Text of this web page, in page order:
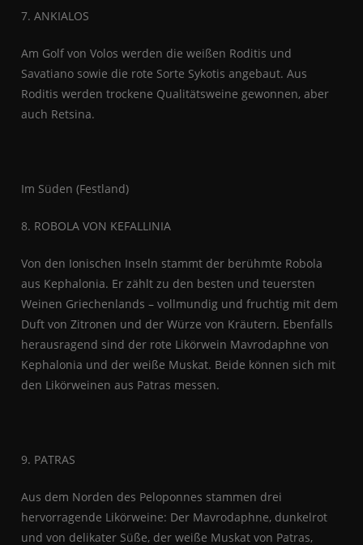
7. ANKIALOS
Am Golf von Volos werden die weißen Roditis und
Savatiano sowie die rote Sorte Sykotis angebaut. Aus
Roditis werden trockene Qualitätsweine gewonnen, aber
auch Retsina.
Im Süden (Festland)
8. ROBOLA VON KEFALLINIA
Von den Ionischen Inseln stammt der berühmte Robola
aus Kephalonia. Er zählt zu den besten und teuersten
Weinen Griechenlands – vollmundig und fruchtig mit dem
Duft von Zitronen und der Würze von Kräutern. Ebenfalls
herausragend sind der rote Likörwein Mavrodaphne von
Kephalonia und der weiße Muskat. Beide können sich mit
den Likörweinen aus Patras messen.
9. PATRAS
Aus dem Norden des Peloponnes stammen drei
hervorragende Likörweine: Der Mavrodaphne, dunkelrot
und von delikater Süße, der weiße Muskat von Patras,